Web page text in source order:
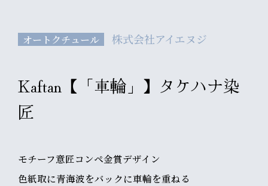
オートクチュール 株式会社アイエヌジ
Kaftan【「車輪」】タケハナ染
匠
モチーフ意匠コンペ金賞デザイン
色紙取に青海波をバックに車輪を重ねる